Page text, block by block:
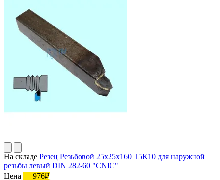
На складе Резец Резьбовой 25х25х160 Т5К10 для наружной
резьбы левый DIN 282-60 "CNIC"
Цена
976₽